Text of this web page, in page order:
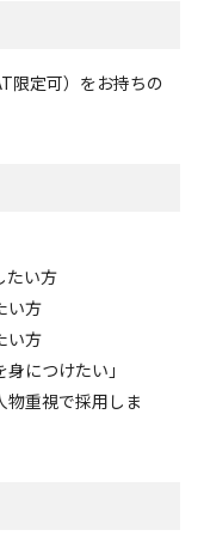
限定可）をお持ちの
たい方
い方
い方
につけたい」
物重視で採用しま